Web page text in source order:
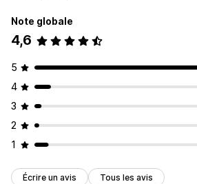
Notifications
Note globale
4,6
5
4
3
2
1
Écrire un avis Tous les avis